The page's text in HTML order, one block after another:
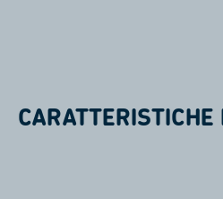
CARATTERISTICHE